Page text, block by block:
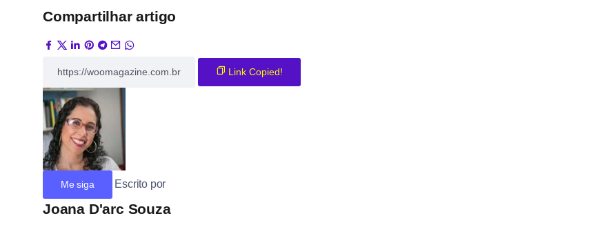
Compartilhar artigo
Link Copied!
Me siga Escrito por
Joana D'arc Souza